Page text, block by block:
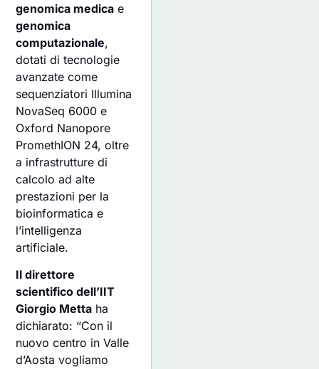
genomica medica e
genomica
computazionale,
dotati di tecnologie
avanzate come
sequenziatori Illumina
NovaSeq 6000 e
Oxford Nanopore
PromethION 24, oltre
a infrastrutture di
calcolo ad alte
prestazioni per la
bioinformatica e
l’intelligenza
artificiale.
Il direttore
scientifico dell’IIT
Giorgio Metta ha
dichiarato: “Con il
nuovo centro in Valle
d’Aosta vogliamo